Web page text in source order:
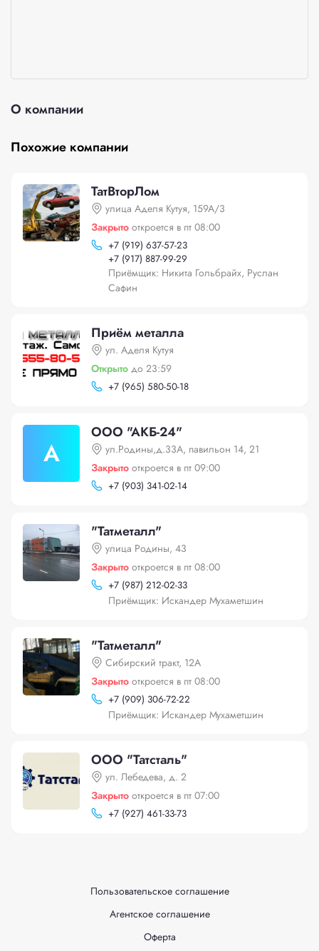
О компании
Похожие компании
ТатВторЛом
улица Аделя Кутуя, 159А/3
Закрыто откроется в пт 08:00
+7 (919) 637-57-23
+7 (917) 887-99-29
Приёмщик: Никита Гольбрайх, Руслан
Сафин
Приём металла
ул. Аделя Кутуя
Открыто до 23:59
+7 (965) 580-50-18
А
ООО "АКБ-24"
ул.Родины,д.33А, павильон 14, 21
Закрыто откроется в пт 09:00
+7 (903) 341-02-14
"Татметалл"
улица Родины, 43
Закрыто откроется в пт 08:00
+7 (987) 212-02-33
Приёмщик: Искандер Мухаметшин
"Татметалл"
Сибирский тракт, 12А
Закрыто откроется в пт 08:00
+7 (909) 306-72-22
Приёмщик: Искандер Мухаметшин
ООО "Татсталь"
ул. Лебедева, д. 2
Закрыто откроется в пт 07:00
+7 (927) 461-33-73
Пользовательское соглашение
Агентское соглашение
Оферта